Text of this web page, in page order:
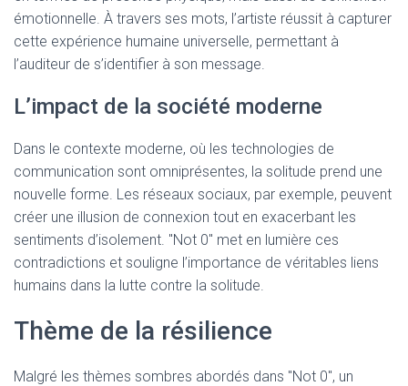
émotionnelle. À travers ses mots, l’artiste réussit à capturer
cette expérience humaine universelle, permettant à
l’auditeur de s’identifier à son message.
L’impact de la société moderne
Dans le contexte moderne, où les technologies de
communication sont omniprésentes, la solitude prend une
nouvelle forme. Les réseaux sociaux, par exemple, peuvent
créer une illusion de connexion tout en exacerbant les
sentiments d’isolement. "Not 0" met en lumière ces
contradictions et souligne l’importance de véritables liens
humains dans la lutte contre la solitude.
Thème de la résilience
Malgré les thèmes sombres abordés dans "Not 0", un